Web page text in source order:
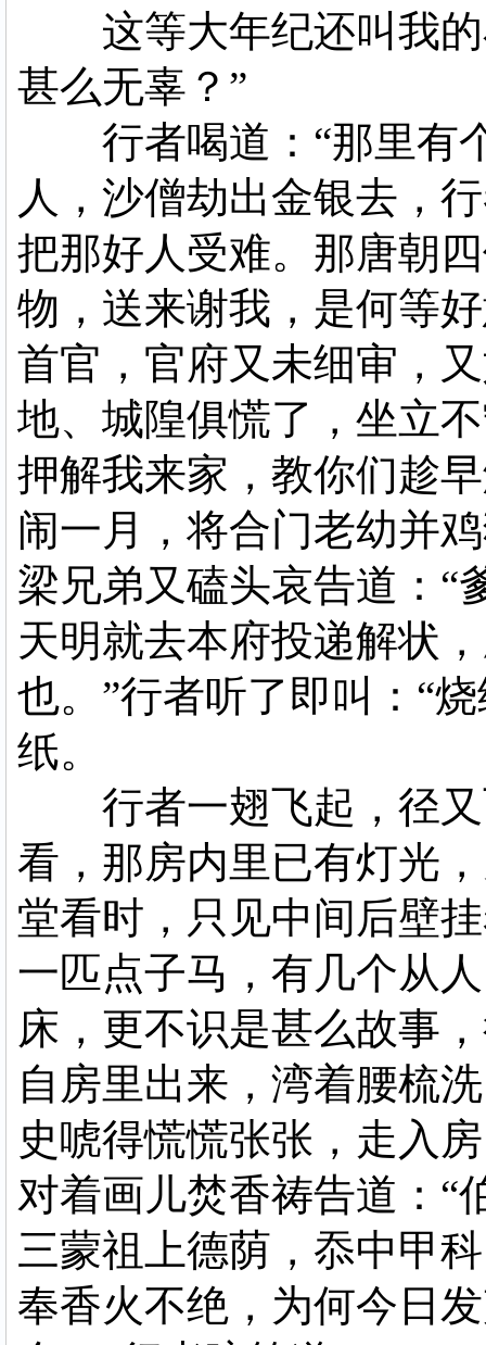
这等大年纪还叫我的
甚么无辜？”
行者喝道：“那里有
人，沙僧劫出金银去，
把那好人受难。那唐朝
物，送来谢我，是何等
首官，官府又未细审，
地、城隍俱慌了，坐立
押解我来家，教你们趁
闹一月，将合门老幼并
梁兄弟又磕头哀告道：“
天明就去本府投递解状
也。”行者听了即叫：“
纸。
行者一翅飞起，径又
看，那房内里已有灯光
堂看时，只见中间后壁
一匹点子马，有几个从
床，更不识是甚么故事
自房里出来，湾着腰梳
史唬得慌慌张张，走入
对着画儿焚香祷告道：“
三蒙祖上德荫，忝中甲
奉香火不绝，为何今日